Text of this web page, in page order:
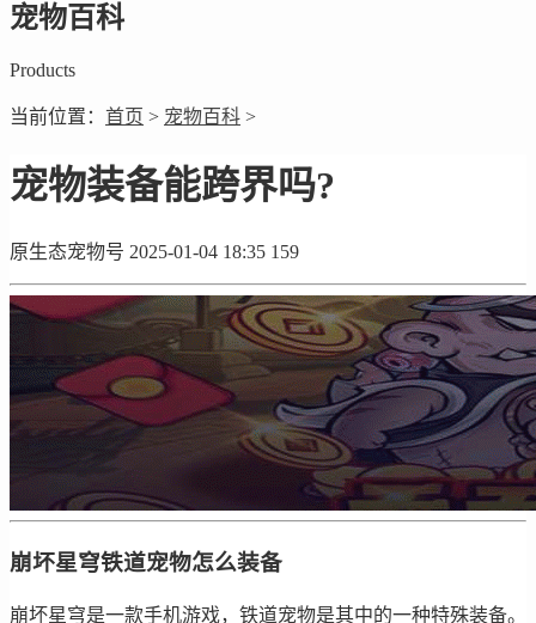
宠物百科
Products
当前位置： 首页 > 宠物百科 >
宠物装备能跨界吗?
原生态宠物号 2025-01-04 18:35 159
崩坏星穹铁道宠物怎么装备
崩坏星穹是一款手机游戏，铁道宠物是其中的一种特殊装备。